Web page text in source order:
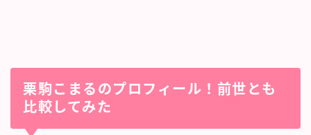
栗駒こまるのプロフィール！前世とも
比較してみた